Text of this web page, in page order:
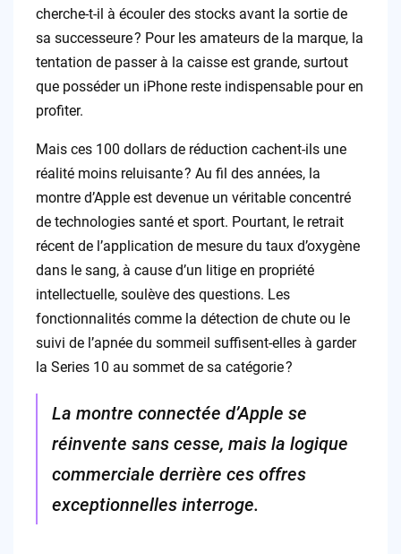
cherche-t-il à écouler des stocks avant la sortie de
sa successeure ? Pour les amateurs de la marque, la
tentation de passer à la caisse est grande, surtout
que posséder un iPhone reste indispensable pour en
profiter.
Mais ces 100 dollars de réduction cachent-ils une
réalité moins reluisante ? Au fil des années, la
montre d’Apple est devenue un véritable concentré
de technologies santé et sport. Pourtant, le retrait
récent de l’application de mesure du taux d’oxygène
dans le sang, à cause d’un litige en propriété
intellectuelle, soulève des questions. Les
fonctionnalités comme la détection de chute ou le
suivi de l’apnée du sommeil suffisent-elles à garder
la Series 10 au sommet de sa catégorie ?
La montre connectée d’Apple se
réinvente sans cesse, mais la logique
commerciale derrière ces offres
exceptionnelles interroge.